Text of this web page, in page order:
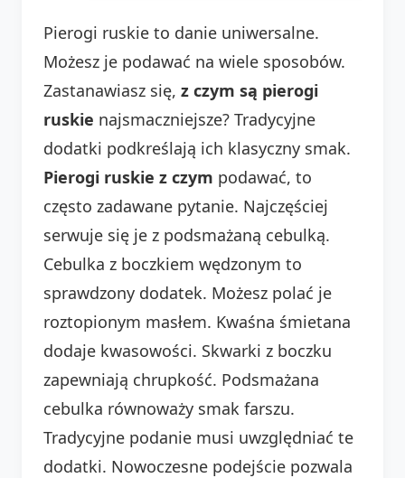
Pierogi ruskie to danie uniwersalne.
Możesz je podawać na wiele sposobów.
Zastanawiasz się, z czym są pierogi
ruskie najsmaczniejsze? Tradycyjne
dodatki podkreślają ich klasyczny smak.
Pierogi ruskie z czym podawać, to
często zadawane pytanie. Najczęściej
serwuje się je z podsmażaną cebulką.
Cebulka z boczkiem wędzonym to
sprawdzony dodatek. Możesz polać je
roztopionym masłem. Kwaśna śmietana
dodaje kwasowości. Skwarki z boczku
zapewniają chrupkość. Podsmażana
cebulka równoważy smak farszu.
Tradycyjne podanie musi uwzględniać te
dodatki. Nowoczesne podejście pozwala